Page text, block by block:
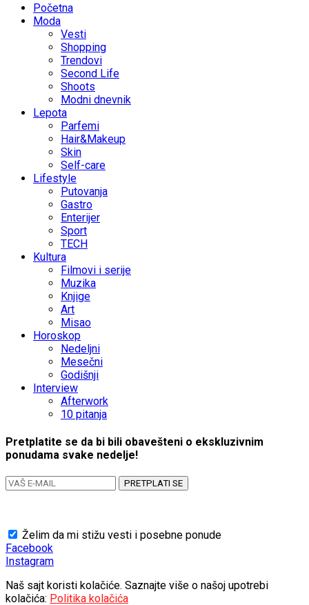
Početna
Moda
Vesti
Shopping
Trendovi
Second Life
Shoots
Modni dnevnik
Lepota
Parfemi
Hair&Makeup
Skin
Self-care
Lifestyle
Putovanja
Gastro
Enterijer
Sport
TECH
Kultura
Filmovi i serije
Muzika
Knjige
Art
Misao
Horoskop
Nedeljni
Mesečni
Godišnji
Interview
Afterwork
10 pitanja
Pretplatite se da bi bili obavešteni o ekskluzivnim
ponudama svake nedelje!
PRETPLATI SE
Želim da mi stižu vesti i posebne ponude
Facebook
Instagram
Naš sajt koristi kolačiće. Saznajte više o našoj upotrebi
kolačića: Politika kolačića